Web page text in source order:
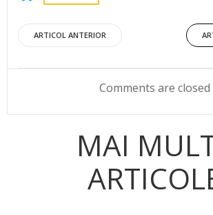
Post
navigation
ARTICOL ANTERIOR
Post
Comments are closed
MAI